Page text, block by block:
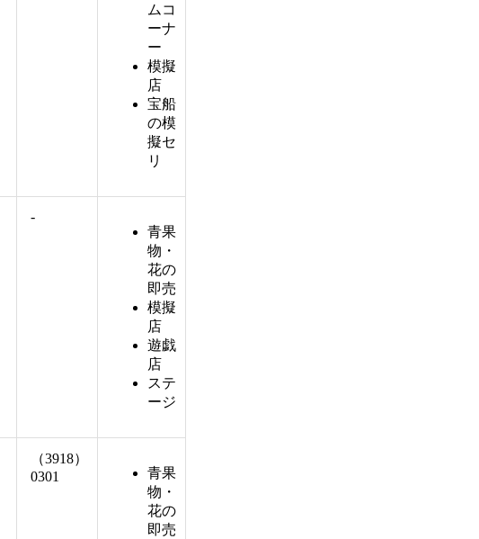
ムコ
ーナ
ー
模擬
店
宝船
の模
擬セ
リ
-
青果
物・
花の
即売
模擬
店
遊戯
店
ステ
ージ
（3918）
0301
青果
物・
花の
即売